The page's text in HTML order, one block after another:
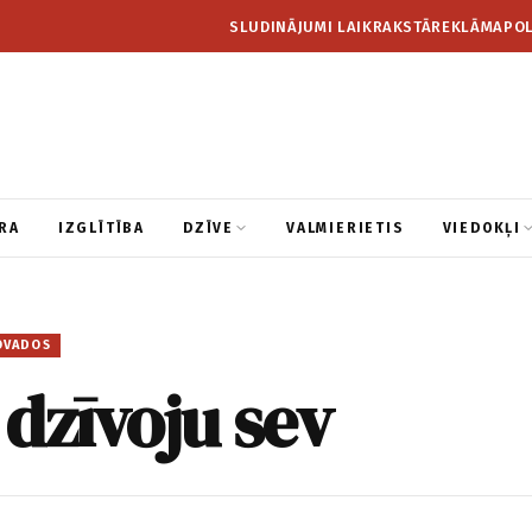
SLUDINĀJUMI LAIKRAKSTĀREKLĀMA
IZGLĪTĪBA DZĪVE VALMIERIETIS VIEDOKĻI
sev